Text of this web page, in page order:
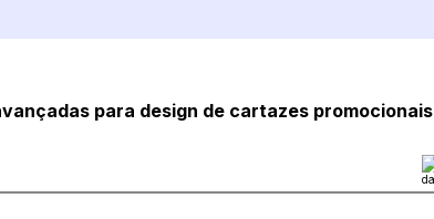
para design de cartazes promocionais